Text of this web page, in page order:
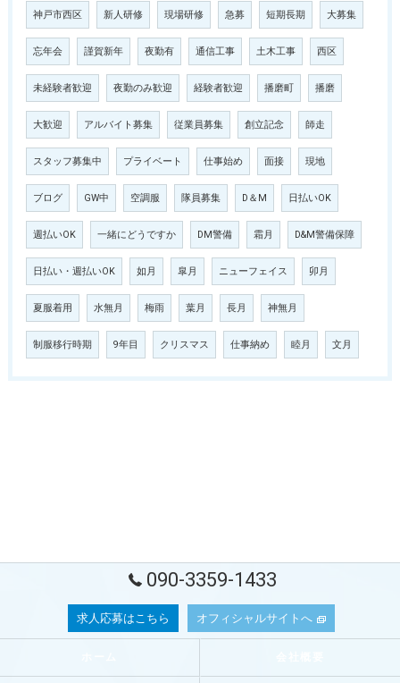
神戸市西区 新人研修 現場研修 急募 短期長期 大募集
忘年会 謹賀新年 夜勤有 通信工事 土木工事 西区
未経験者歓迎 夜勤のみ歓迎 経験者歓迎 播磨町 播磨
大歓迎 アルバイト募集 従業員募集 創立記念 師走
スタッフ募集中 プライベート 仕事始め 面接 現地
ブログ GW中 空調服 隊員募集 D＆M 日払いOK
週払いOK 一緒にどうですか DM警備 霜月 D&M警備保障
日払い・週払いOK 如月 皐月 ニューフェイス 卯月
夏服着用 水無月 梅雨 葉月 長月 神無月
制服移行時期 9年目 クリスマス 仕事納め 睦月 文月
090-3359-1433
求人応募はこちら オフィシャルサイトへ